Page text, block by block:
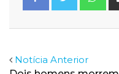
Notícia Anterior